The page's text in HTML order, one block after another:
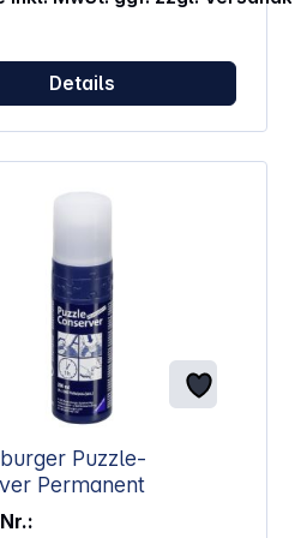
Details
Puzzle-
Conserver Permanent